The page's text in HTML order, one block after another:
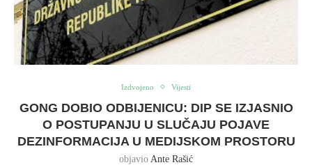
Izdvojeno Vijesti
GONG DOBIO ODBIJENICU: DIP SE IZJASNIO
O POSTUPANJU U SLUČAJU POJAVE
DEZINFORMACIJA U MEDIJSKOM PROSTORU
objavio Ante Rašić